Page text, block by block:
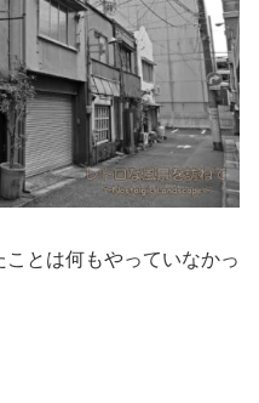
とは何もやっていなかっ